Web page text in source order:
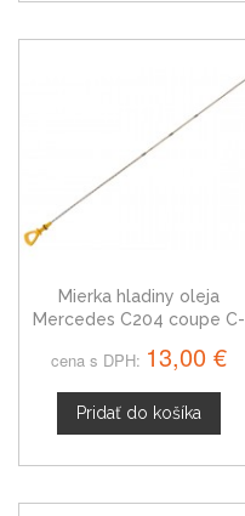
Mierka hladiny oleja
Mercedes C204 coupe C-
cena s DPH: 13,00 €
Pridať do košíka